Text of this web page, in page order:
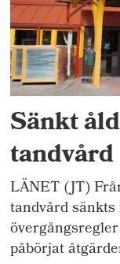
Sänkt
tandvård
LÄNET (JT)
tandvård
påbörjat